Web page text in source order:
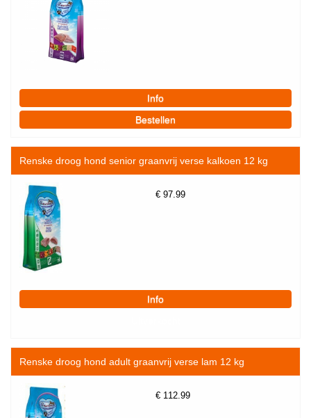
Renske droog hond senior graanvrij verse kalkoen 12 kg
€ 97.99
Renske droog hond adult graanvrij verse lam 12 kg
€ 112.99